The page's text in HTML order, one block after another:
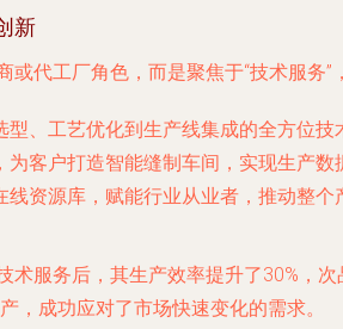
新
代工厂角色，而是聚焦于“技术服务
型、工艺优化到生产线集成的全方位
客户打造智能缝制车间，实现生产数
线资源库，赋能行业从业者，推动整个
服务后，其生产效率提升了30%，
，成功应对了市场快速变化的需求。